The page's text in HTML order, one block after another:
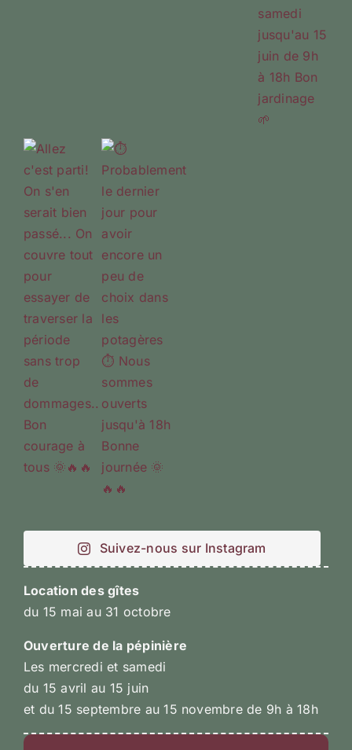
Suivez-nous sur Instagram
Location des gîtes
du 15 mai au 31 octobre
Ouverture de la pépinière
Les mercredi et samedi
du 15 avril au 15 juin
et du 15 septembre au 15 novembre de 9h à 18h